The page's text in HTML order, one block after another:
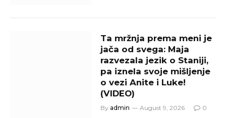
Ta mržnja prema meni je
jača od svega: Maja
razvezala jezik o Staniji,
pa iznela svoje mišljenje
o vezi Anite i Luke!
(VIDEO)
By admin August 9, 2026 0